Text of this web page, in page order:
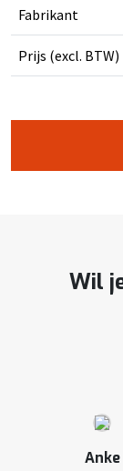
Fabrikant
Prijs (excl. BTW)
Wil
Anke